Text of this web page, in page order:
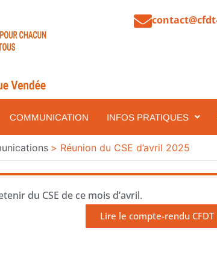
COMMUNICATION INFOS PRATIQUES
Réunion du CSE d’avril 2025
du CSE de ce mois d’avril.
Lire le compte-rendu CFDT